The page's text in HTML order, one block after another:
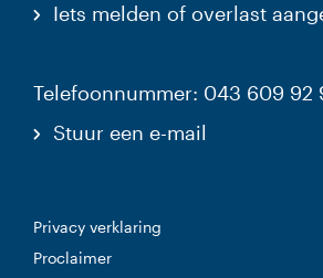
Iets melden of overlast
Telefoonnummer: 043 609 92
Stuur een e-mail
Privacy verklaring
Proclaimer